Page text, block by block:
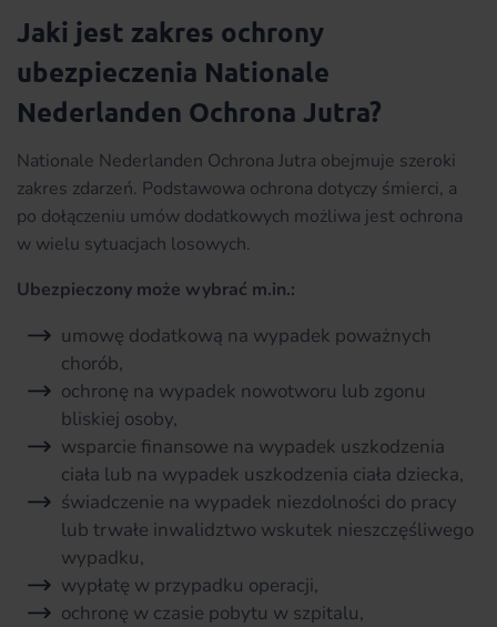
Jaki jest zakres ochrony
ubezpieczenia Nationale
Nederlanden Ochrona Jutra?
Nationale Nederlanden Ochrona Jutra obejmuje szeroki
zakres zdarzeń. Podstawowa ochrona dotyczy śmierci, a
po dołączeniu umów dodatkowych możliwa jest ochrona
w wielu sytuacjach losowych.
Ubezpieczony może wybrać m.in.:
umowę dodatkową na wypadek poważnych
chorób,
ochronę na wypadek nowotworu lub zgonu
bliskiej osoby,
wsparcie finansowe na wypadek uszkodzenia
ciała lub na wypadek uszkodzenia ciała dziecka,
świadczenie na wypadek niezdolności do pracy
lub trwałe inwalidztwo wskutek nieszczęśliwego
wypadku,
wypłatę w przypadku operacji,
ochronę w czasie pobytu w szpitalu,